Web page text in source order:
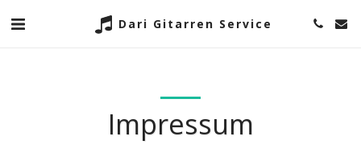
Dari Gitarren Service
Impressum